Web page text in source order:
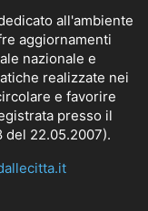
all'ambiente
aggiornamenti
nazionale e
realizzate nei
e favorire
presso il
22.05.2007).